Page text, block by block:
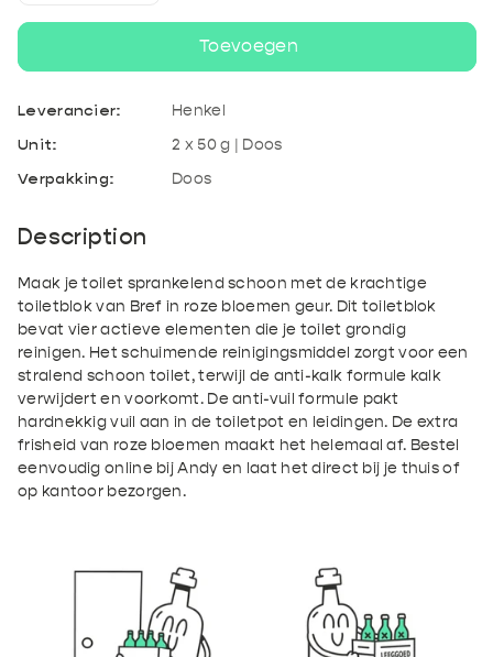
voor
Bref
WC
Block
-
power
activ
pink
flowers
verhogen
voor
Bref
WC
Block
-
power
activ
pink
flowers
Toevoegen
Leverancier: Henkel
Unit: 2 x 50 g | Doos
Verpakking: Doos
Description
Maak je toilet sprankelend schoon met de krachtige
toiletblok van Bref in roze bloemen geur. Dit toiletblok
bevat vier actieve elementen die je toilet grondig
reinigen. Het schuimende reinigingsmiddel zorgt voor een
stralend schoon toilet, terwijl de anti-kalk formule kalk
verwijdert en voorkomt. De anti-vuil formule pakt
hardnekkig vuil aan in de toiletpot en leidingen. De extra
frisheid van roze bloemen maakt het helemaal af. Bestel
eenvoudig online bij Andy en laat het direct bij je thuis of
op kantoor bezorgen.